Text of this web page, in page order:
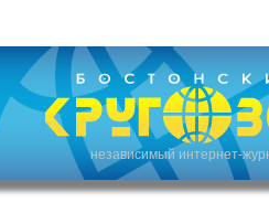
независимый интернет-